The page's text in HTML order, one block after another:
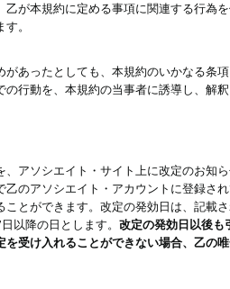
乙が本規約に定める事項に関連する行為
。
があったとしても、本規約のいかなる条
の行動を、本規約の当事者に誘導し、解
、アソシエイト・サイト上に改定のお知
乙のアソシエイト・アカウントに登録さ
ことができます。改定の発効日は、記載
以降の日とします。 改定の発効日以後も
を受け入れることができない場合、乙の